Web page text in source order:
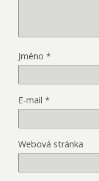
Jméno *
E-mail *
Webová stránka